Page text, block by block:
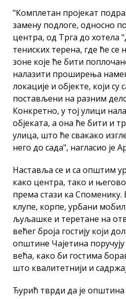
"Комплетан пројекат
замену подлоге, односно
центра, од Трга до хотела
тениских терена, где ће
зоне које ће бити
налазити проширења
локације и објекте, који
постављени на разним
Конкретно, у тој улици
објеката, а она ће бити и
улица, што ће свакако
него до сада", нагласио је
Наставља се и са општим
како центра, тако и
према стази ка
клупе, корпе, урбани
љуљашке и теретане на
већег броја гостију који
општине Чајетина
већа, како би гостима
што квалитетнији и
Ђурић тврди да је општина